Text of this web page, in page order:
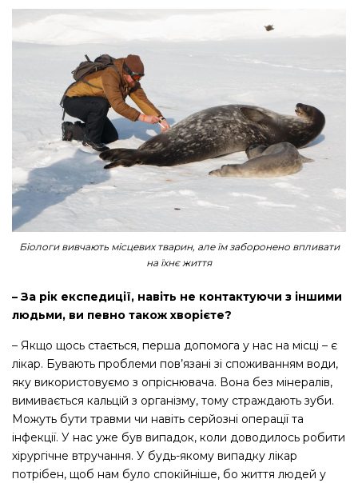
Біологи вивчають місцевих тварин, але їм заборонено впливати
на їхнє життя
– За рік експедиції, навіть не контактуючи з іншими
людьми, ви певно також хворієте?
– Якщо щось стається, перша допомога у нас на місці – є
лікар. Бувають проблеми пов’язані зі споживанням води,
яку використовуємо з опріснювача. Вона без мінералів,
вимивається кальцій з організму, тому страждають зуби.
Можуть бути травми чи навіть серйозні операції та
інфекції. У нас уже був випадок, коли доводилось робити
хірургічне втручання. У будь-якому випадку лікар
потрібен, щоб нам було спокійніше, бо життя людей у